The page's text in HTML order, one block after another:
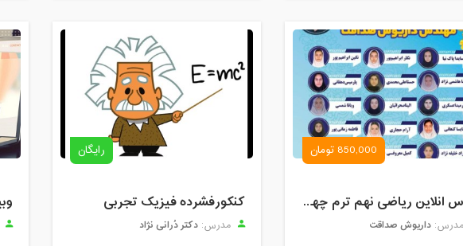
850,000 تومان
کلاس انلاین ریاضی نهم ترم چهارم مهر 1404
داریوش صداقت
رایگان
کنکورفشرده فیزیک تجربی
مدرس: دکتر دُرانی نژاد